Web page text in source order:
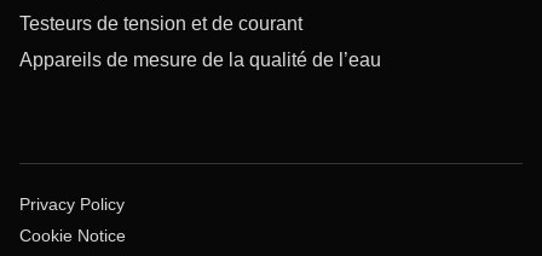
Testeurs de tension et de courant
Appareils de mesure de la qualité de l’eau
Privacy Policy
Cookie Notice